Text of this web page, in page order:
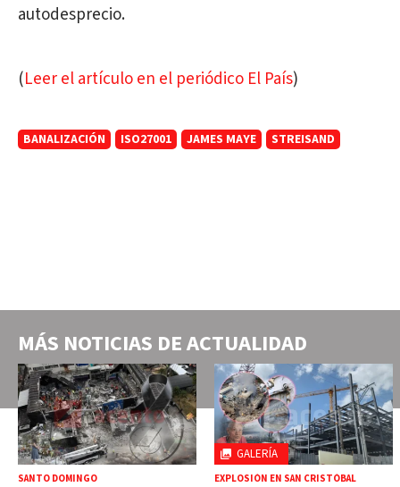
autodesprecio.
(Leer el artículo en el periódico El País)
BANALIZACIÓN ISO27001 JAMES MAYE STREISAND
MÁS NOTICIAS DEACTUALIDAD
SANTO DOMINGO
GALERÍA
EXPLOSIÓN EN SAN CRISTÓBAL